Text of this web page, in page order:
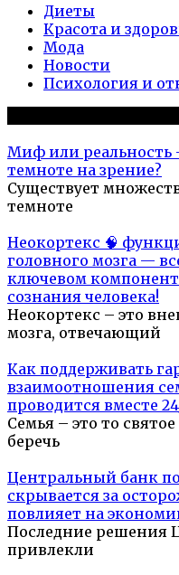
Диеты
Красота и
Мода
Новости
Психология и
Миф или реальность
темноте на зрение?
Существует
темноте
Неокортекс 🧠
головного мозга —
ключевом
сознания человека!
Неокортекс – это
мозга, отвечающий
Как поддерживать
взаимоотношения
проводится вместе
Семья – это то
беречь
Центральный банк
скрывается за
повлияет на
Последние решения
привлекли